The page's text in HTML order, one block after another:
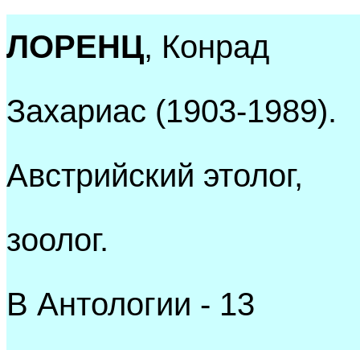
ЛОРЕНЦ, Конрад
Захариас (1903-1989).
Австрийский этолог,
зоолог.
В Антологии - 13